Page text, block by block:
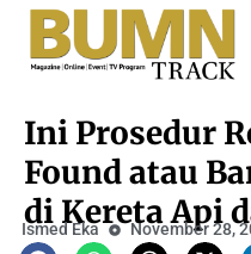
Ini Prosedur
Found atau
di Kereta Api
Ismed Eka November 28,